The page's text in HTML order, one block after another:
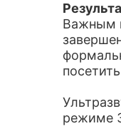
Важным
режиме